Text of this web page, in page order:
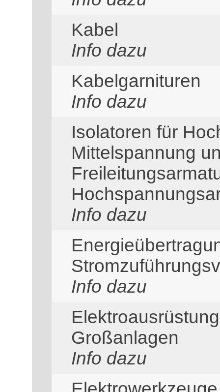
Kabel
Info dazu
Kabelgarnituren
Info dazu
Isolatoren für
Mittelspannung
Info dazu
Info dazu
Großanlagen
Info dazu